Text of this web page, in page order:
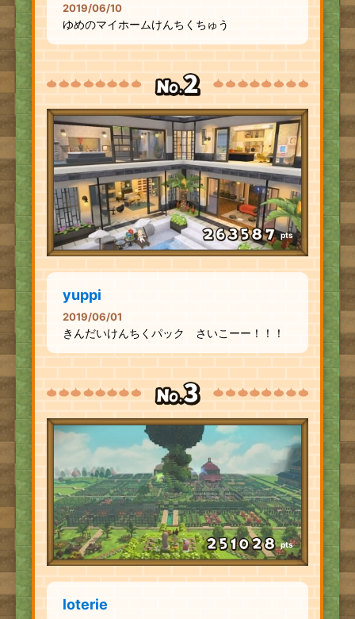
2019/06/10
ゆめのマイホームけんちくちゅう
pts
yuppi
2019/06/01
きんだいけんちくパック さいこーー！！！
pts
loterie